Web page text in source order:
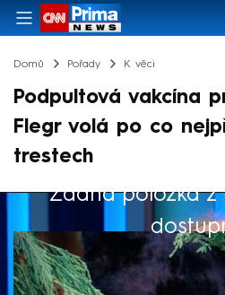
Domů Pořady K věci
Podpultová vakcína
Flegr volá po co
trestech
Žádná položka z
Výběr redakce